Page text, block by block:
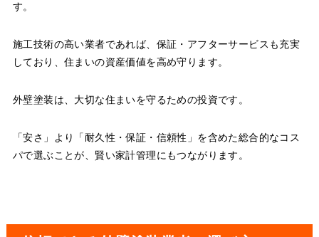
す。
施工技術の高い業者であれば、保証・アフターサービスも充実
しており、住まいの資産価値を高め守ります。
外壁塗装は、大切な住まいを守るための投資です。
「安さ」より「耐久性・保証・信頼性」を含めた総合的なコス
パで選ぶことが、賢い家計管理にもつながります。